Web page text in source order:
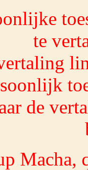
te
de
Macha,